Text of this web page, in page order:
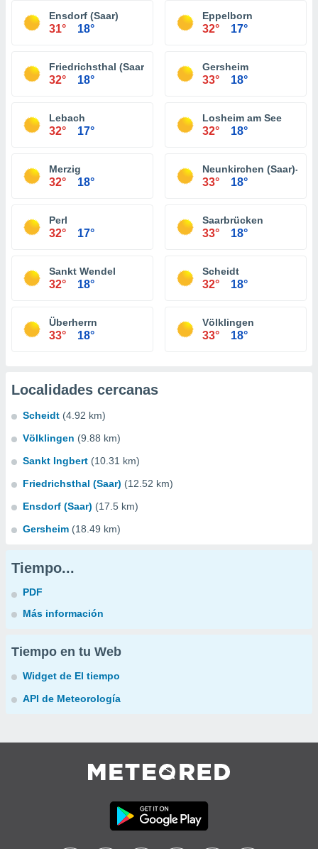
Ensdorf (Saar)
31° 18°
Eppelborn
32° 17°
Friedrichsthal (Saar)
32° 18°
Gersheim
33° 18°
Lebach
32° 17°
Losheim am See
32° 18°
Merzig
32° 18°
Neunkirchen (Saar)-
33° 18°
Perl
32° 17°
Saarbrücken
33° 18°
Sankt Wendel
32° 18°
Scheidt
32° 18°
Überherrn
33° 18°
Völklingen
33° 18°
Localidades cercanas
Scheidt (4.92 km)
Völklingen (9.88 km)
Sankt Ingbert (10.31 km)
Friedrichsthal (Saar) (12.52 km)
Ensdorf (Saar) (17.5 km)
Gersheim (18.49 km)
Tiempo...
PDF
Más información
Tiempo en tu Web
Widget de El tiempo
API de Meteorología